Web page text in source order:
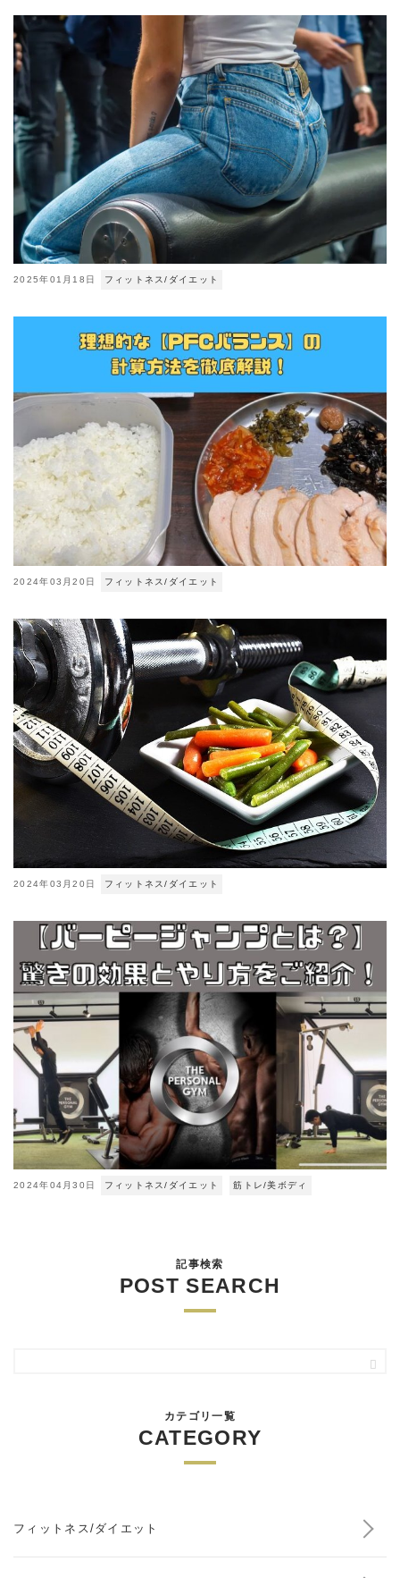
2025年01月18日 フィットネス/ダイエット
2024年03月20日 フィットネス/ダイエット
2024年03月20日 フィットネス/ダイエット
2024年04月30日 フィットネス/ダイエット 筋トレ/美ボディ
記事検索
POST SEARCH
カテゴリ一覧
CATEGORY
フィットネス/ダイエット